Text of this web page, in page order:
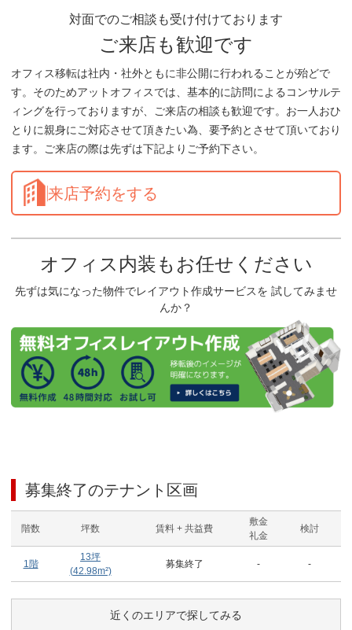
対面でのご相談も受け付けております
ご来店も歓迎です
オフィス移転は社内・社外ともに非公開に行われることが殆どで
す。そのためアットオフィスでは、基本的に訪問によるコンサルテ
ィングを行っておりますが、ご来店の相談も歓迎です。お一人おひ
とりに親身にご対応させて頂きたい為、要予約とさせて頂いており
ます。ご来店の際は先ずは下記よりご予約下さい。
来店予約をする
オフィス内装もお任せください
先ずは気になった物件でレイアウト作成サービスを 試してみませ
んか？
募集終了のテナント区画
階数 坪数 賃料 + 共益費
敷金
礼金
検討
1階
13坪
(42.98m²)
募集終了 - -
近くのエリアで探してみる